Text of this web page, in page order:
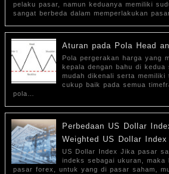
pelaku pasar, namun keduanya memiliki
sangat berbeda dalam memperlakukan
Aturan pada Pola Head
Pola pergerakan harga yang
kepala dengan bahu di
mudah dikenali serta
cukup baik pada semua
pola…
Perbedaan US Dollar
Weighted US Dollar Index
US Dollar Index Jika pasar
indeks sebagai ukuran, maka
pasar forex, untuk yang di pasar saham,